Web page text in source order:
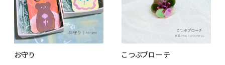
お守り
こつぶブローチ